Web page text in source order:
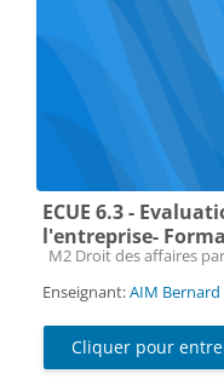
ECUE 6.3 -
l'entreprise-
Catégorie de cours
M2 Droit des affaires
Enseignant:AIM Bernard
Cliquer pour